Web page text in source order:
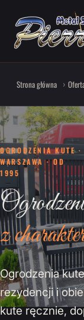
Strona główna
OGRODZENIA KUTE ·
WARSZAWA · OD
1995
z
Ogrodzenia
rezydencji i
kute ręcznie,